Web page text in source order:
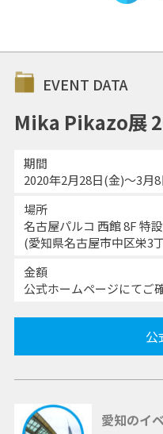
EVENT DATA
Mika Pikazo展
期間
2020年2月28日(金)～3月
場所
名古屋パルコ 西館 8F 特
(愛知県名古屋市中区栄3
金額
公式ホームページにてご
公
愛知のイ